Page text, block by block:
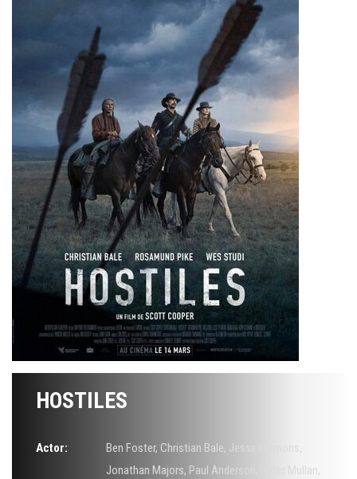
HOSTILES
Actor: Ben Foster, Christian Bale, Jesse Plemons
Jonathan Majors, Paul Anderson Peter Mullan,